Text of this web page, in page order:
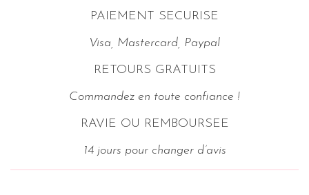
PAIEMENT SECURISE
Visa, Mastercard, Paypal
RETOURS GRATUITS
Commandez en toute confiance !
RAVIE OU REMBOURSEE
14 jours pour changer d’avis